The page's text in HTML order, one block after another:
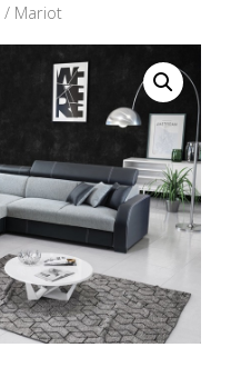
/ Mariot